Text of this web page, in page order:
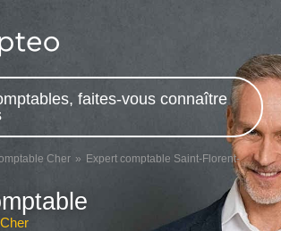
faites-vous connaître
Cher
Expert comptable Saint-Florent-